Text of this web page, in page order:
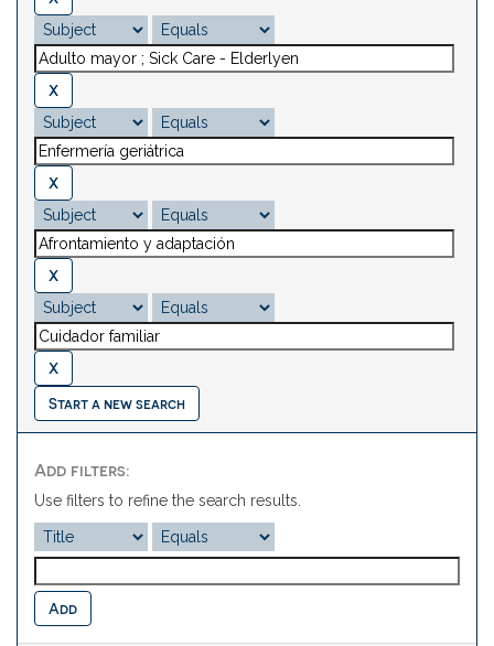
Start a new search
Add filters:
Use filters to refine the search results.